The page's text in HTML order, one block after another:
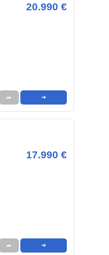
20.990 €
➦ ➜
17.990 €
➦ ➜